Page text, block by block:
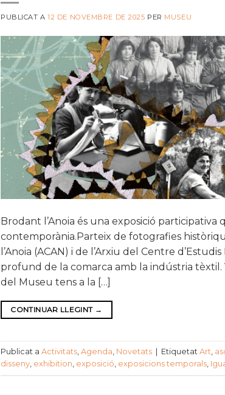
PUBLICAT A12 DE NOVEMBRE DE 2025 PER MUSEU
Brodant l’Anoia és una exposició
contemporània.Parteix de fotografies
l’Anoia (ACAN) i de l’Arxiu del Centre
profund de la comarca amb la indústria tèxtil.
del Museu tens a la […]
CONTINUAR LLEGINT →
Publicat a Activitats Agenda Novetats Etiquetat Art
disseny exhibition exposició exposicions temporals